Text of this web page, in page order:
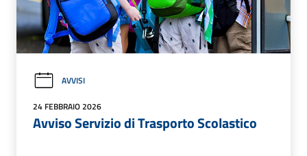
AVVISI
24 FEBBRAIO 2026
Avviso Servizio di Trasporto Scolastico